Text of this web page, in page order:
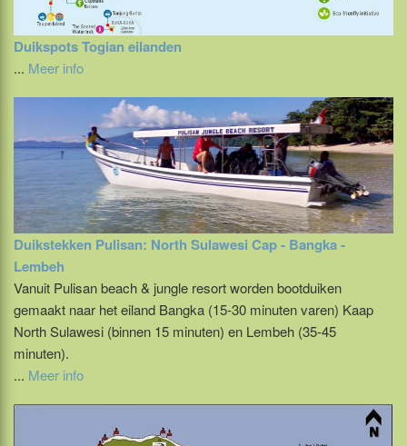
Duikspots Togian eilanden
... Meer info
Duikstekken Pulisan: North Sulawesi Cap - Bangka -
Lembeh
Vanuit Pulisan beach & jungle resort worden bootduiken
gemaakt naar het eiland Bangka (15-30 minuten varen) Kaap
North Sulawesi (binnen 15 minuten) en Lembeh (35-45
minuten).
... Meer info